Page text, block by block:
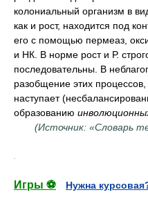
колониальный организм в
как и рост, находится под
его с помощью пермеаз,
и НК. В норме рост и Р.
последовательны. В
разобщение этих
наступает
образованию
(Источник: «Словарь
Игры ⚽
Нужна